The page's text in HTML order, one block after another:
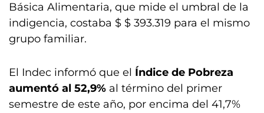
Básica Alimentaria, que mide el umbral de la
indigencia, costaba $ $ 393.319 para el mismo
grupo familiar.
El Indec informó que el Índice de Pobreza
aumentó al 52,9% al término del primer
semestre de este año, por encima del 41,7%